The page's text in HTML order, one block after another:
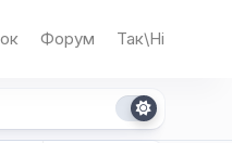
Форум Так\Ні